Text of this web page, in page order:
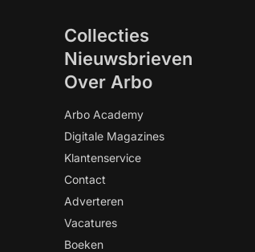
Collecties
Nieuwsbrieven
Over Arbo
Arbo Academy
Digitale Magazines
Klantenservice
Contact
Adverteren
Vacatures
Boeken